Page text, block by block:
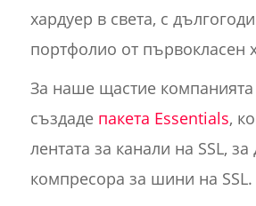
хардуер в света, с
портфолио от първокласен
За наше щастие
създаде пакета Essentials,
лентата за канали на SSL,
компресора за шини на SSL.